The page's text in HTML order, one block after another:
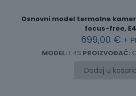
Osnovni model termalne
focus-free,
699,00 € +
MODEL: E4S PROIZVOĐAČ:
Dodaj u